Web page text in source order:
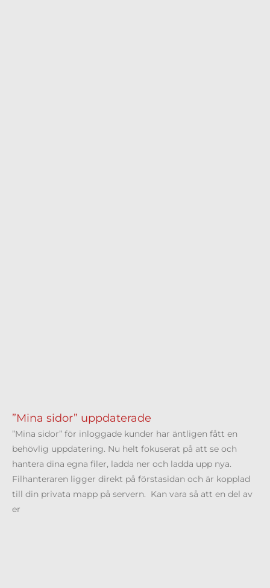
”Mina sidor” uppdaterade
”Mina sidor” för inloggade kunder har äntligen fått en
behövlig uppdatering. Nu helt fokuserat på att se och
hantera dina egna filer, ladda ner och ladda upp nya.
Filhanteraren ligger direkt på förstasidan och är kopplad
till din privata mapp på servern. Kan vara så att en del av
er